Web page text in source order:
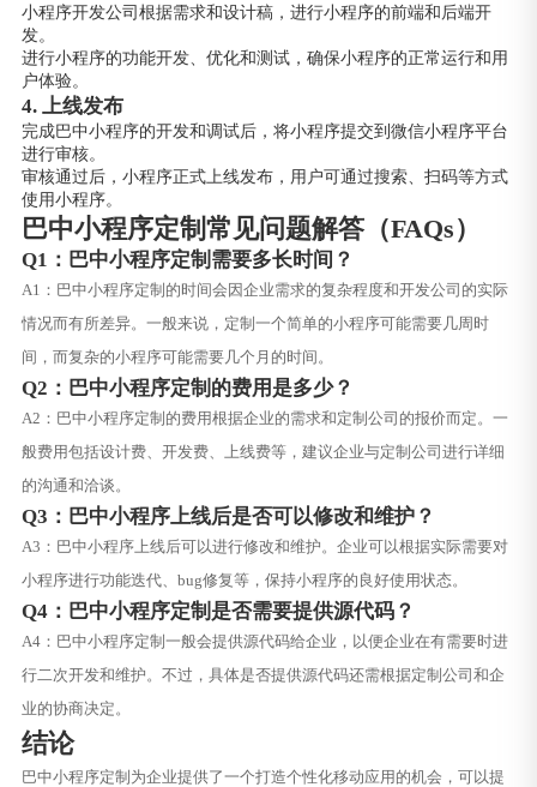
小程序开发公司根据需求和设计稿，进行小程序的前端和后端开
发。
进行小程序的功能开发、优化和测试，确保小程序的正常运行和用
户体验。
4. 上线发布
完成巴中小程序的开发和调试后，将小程序提交到微信小程序平台
进行审核。
审核通过后，小程序正式上线发布，用户可通过搜索、扫码等方式
使用小程序。
巴中小程序定制常见问题解答（FAQs）
Q1：巴中小程序定制需要多长时间？
A1：巴中小程序定制的时间会因企业需求的复杂程度和开发公司的实际
情况而有所差异。一般来说，定制一个简单的小程序可能需要几周时
间，而复杂的小程序可能需要几个月的时间。
Q2：巴中小程序定制的费用是多少？
A2：巴中小程序定制的费用根据企业的需求和定制公司的报价而定。一
般费用包括设计费、开发费、上线费等，建议企业与定制公司进行详细
的沟通和洽谈。
Q3：巴中小程序上线后是否可以修改和维护？
A3：巴中小程序上线后可以进行修改和维护。企业可以根据实际需要对
小程序进行功能迭代、bug修复等，保持小程序的良好使用状态。
Q4：巴中小程序定制是否需要提供源代码？
A4：巴中小程序定制一般会提供源代码给企业，以便企业在有需要时进
行二次开发和维护。不过，具体是否提供源代码还需根据定制公司和企
业的协商决定。
结论
巴中小程序定制为企业提供了一个打造个性化移动应用的机会，可以提